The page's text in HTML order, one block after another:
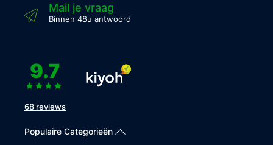
Mail je vraag
Binnen 48u antwoord
9.7
68 reviews
Populaire Categorieën